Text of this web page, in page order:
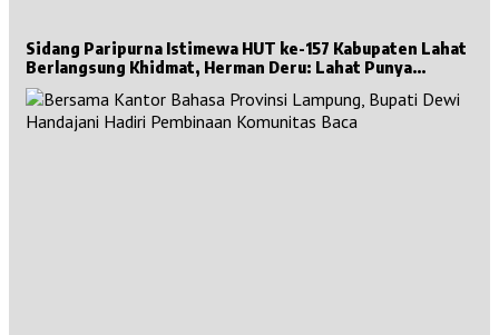
Sidang Paripurna Istimewa HUT ke-157 Kabupaten Lahat
Berlangsung Khidmat, Herman Deru: Lahat Punya
Sejarah Besar untuk Sumsel